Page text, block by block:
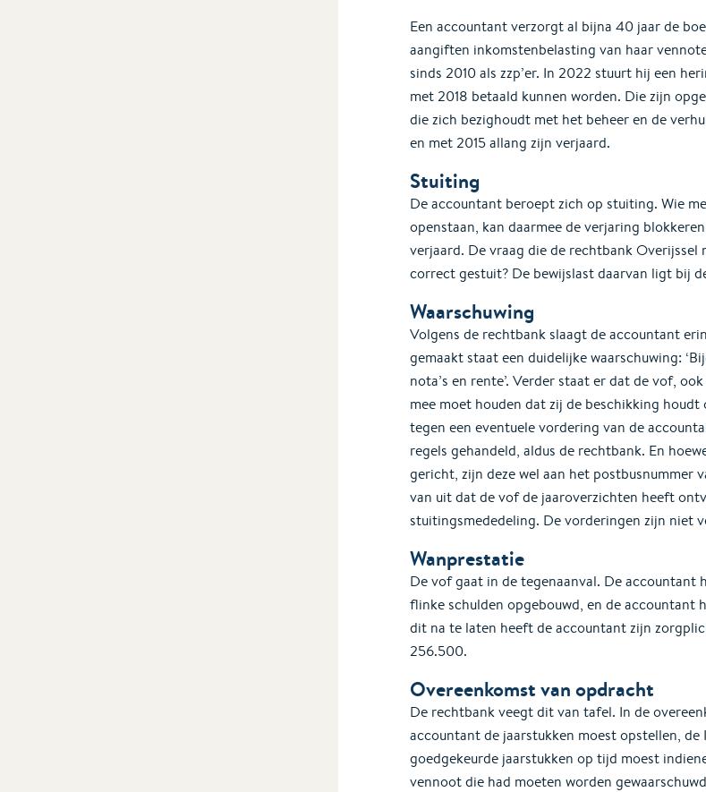
Een accountant verzorgt al bijna 40 jaar de
aangiften inkomstenbelasting van haar
sinds 2010 als zzp’er. In 2022 stuurt hij een
met 2018 betaald kunnen worden. Die zijn
die zich bezighoudt met het beheer en de
en met 2015 allang zijn verjaard.
Stuiting
De accountant beroept zich op stuiting. Wie
openstaan, kan daarmee de verjaring
verjaard. De vraag die de rechtbank
correct gestuit? De bewijslast daarvan ligt bij
Waarschuwing
Volgens de rechtbank slaagt de accountant
gemaakt staat een duidelijke waarschuwing:
nota’s en rente’. Verder staat er dat de vof,
mee moet houden dat zij de beschikking
tegen een eventuele vordering van de
regels gehandeld, aldus de rechtbank. En
gericht, zijn deze wel aan het postbusnummer
van uit dat de vof de jaaroverzichten heeft
stuitingsmededeling. De vorderingen zijn niet
Wanprestatie
De vof gaat in de tegenaanval. De accountant
flinke schulden opgebouwd, en de accountant
dit na te laten heeft de accountant zijn
256.500.
Overeenkomst van opdracht
De rechtbank veegt dit van tafel. In de
accountant de jaarstukken moest opstellen,
goedgekeurde jaarstukken op tijd moest
vennoot die had moeten worden